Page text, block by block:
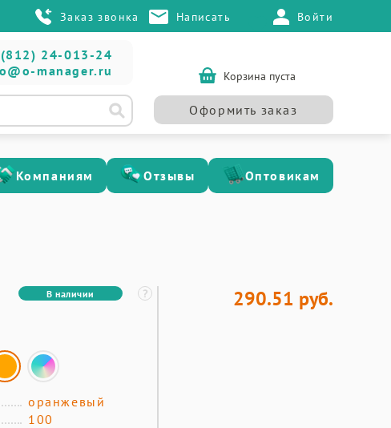
Заказ звонка Написать Войти
24-013-24
manager.ru
Корзина пуста
Оформить заказ
Компаниям Отзывы Оптовикам
В наличии
оранжевый
100
290.51 руб.